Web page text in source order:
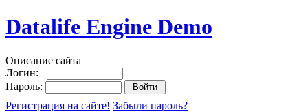
Datalife Engine Demo
Описание сайта
Логин:
Пароль:
Регистрация на сайте! Забыли пароль?